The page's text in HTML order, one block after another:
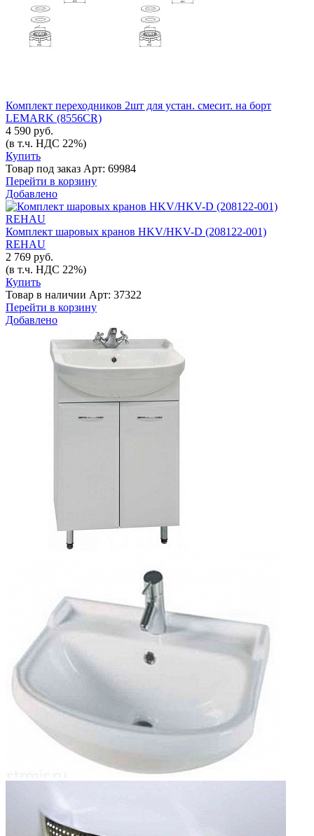
Комплект переходников 2шт для устан. смесит. на борт
LEMARK (8556CR)
4 590 руб.
(в т.ч. НДС 22%)
Купить
Товар под заказ Арт: 69984
Перейти в корзину
Добавлено
Комплект шаровых кранов HKV/HKV-D (208122-001)
REHAU
2 769 руб.
(в т.ч. НДС 22%)
Купить
Товар в наличии Арт: 37322
Перейти в корзину
Добавлено